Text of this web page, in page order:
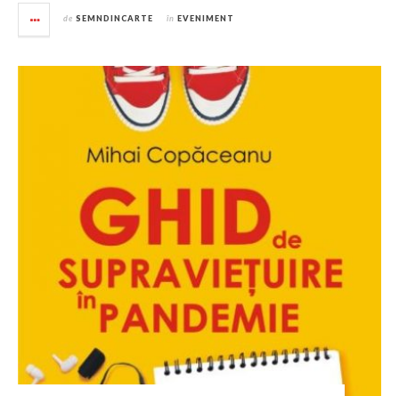
de SEMNDINCARTE în EVENIMENT